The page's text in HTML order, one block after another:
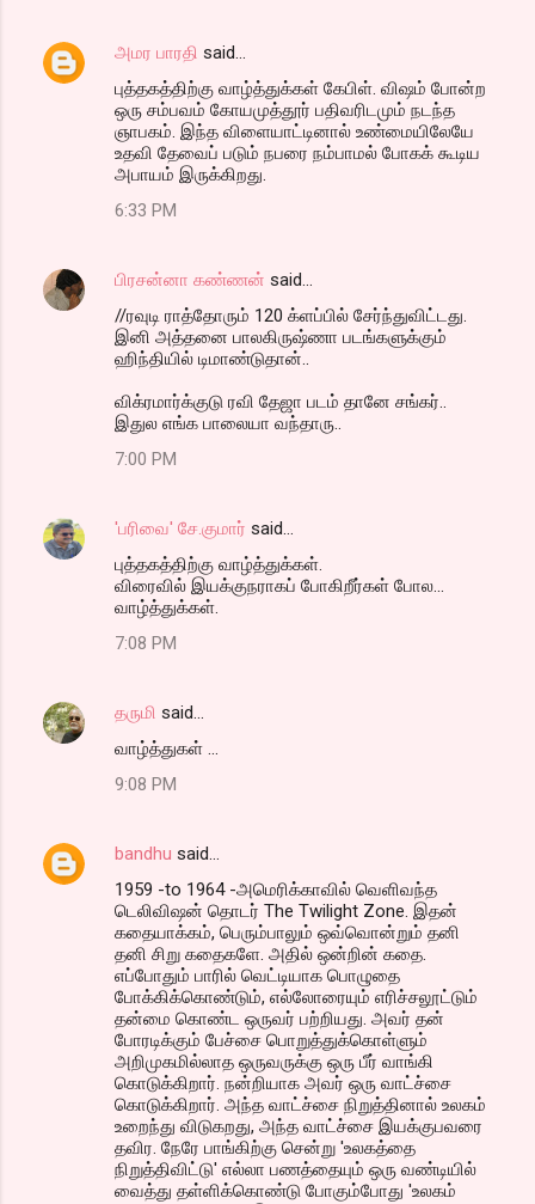
அமர பாரதி said…
புத்தகத்திற்கு வாழ்த்துக்கள் கேபிள். விஷம் போன்ற
ஒரு சம்பவம் கோயமுத்தூர் பதிவரிடமும் நடந்த
ஞாபகம். இந்த விளையாட்டினால் உண்மையிலேயே
உதவி தேவைப் படும் நபரை நம்பாமல் போகக் கூடிய
அபாயம் இருக்கிறது.
6:33 PM
பிரசன்னா கண்ணன் said…
//ரவுடி ராத்தோரும் 120 க்ளப்பில் சேர்ந்துவிட்டது.
இனி அத்தனை பாலகிருஷ்ணா படங்களுக்கும்
ஹிந்தியில் டிமாண்டுதான்..
விக்ரமார்க்குடு ரவி தேஜா படம் தானே சங்கர்..
இதுல எங்க பாலையா வந்தாரு..
7:00 PM
'பரிவை' சே.குமார் said…
புத்தகத்திற்கு வாழ்த்துக்கள்.
விரைவில் இயக்குநராகப் போகிறீர்கள் போல...
வாழ்த்துக்கள்.
7:08 PM
தருமி said…
வாழ்த்துகள் ...
9:08 PM
bandhu said…
1959 -to 1964 -அமெரிக்காவில் வெளிவந்த
டெலிவிஷன் தொடர் The Twilight Zone. இதன்
கதையாக்கம், பெரும்பாலும் ஒவ்வொன்றும் தனி
தனி சிறு கதைகளே. அதில் ஒன்றின் கதை.
எப்போதும் பாரில் வெட்டியாக பொழுதை
போக்கிக்கொண்டும், எல்லோரையும் எரிச்சலூட்டும்
தன்மை கொண்ட ஒருவர் பற்றியது. அவர் தன்
போரடிக்கும் பேச்சை பொறுத்துக்கொள்ளும்
அறிமுகமில்லாத ஒருவருக்கு ஒரு பீர் வாங்கி
கொடுக்கிறார். நன்றியாக அவர் ஒரு வாட்ச்சை
கொடுக்கிறார். அந்த வாட்ச்சை நிறுத்தினால் உலகம்
உறைந்து விடுகறது, அந்த வாட்ச்சை இயக்குபவரை
தவிர. நேரே பாங்கிற்கு சென்று 'உலகத்தை
நிறுத்திவிட்டு' எல்லா பணத்தையும் ஒரு வண்டியில்
வைத்து தள்ளிக்கொண்டு போகும்போது 'உலகம்